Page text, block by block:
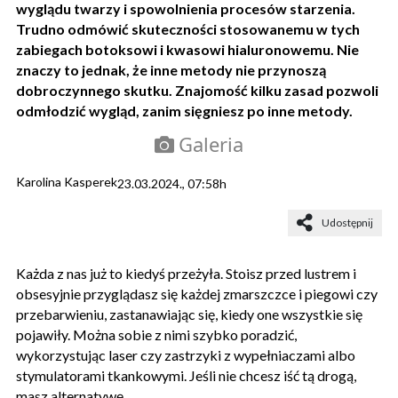
wyglądu twarzy i spowolnienia procesów starzenia.
Trudno odmówić skuteczności stosowanemu w tych
zabiegach botoksowi i kwasowi hialuronowemu. Nie
znaczy to jednak, że inne metody nie przynoszą
dobroczynnego skutku. Znajomość kilku zasad pozwoli
odmłodzić wygląd, zanim sięgniesz po inne metody.
Galeria
Karolina Kasperek23.03.2024., 07:58h
Udostępnij
Każda z nas już to kiedyś przeżyła. Stoisz przed lustrem i
obsesyjnie przyglądasz się każdej zmarszczce i piegowi czy
przebarwieniu, zastanawiając się, kiedy one wszystkie się
pojawiły. Można sobie z nimi szybko poradzić,
wykorzystując laser czy zastrzyki z wypełniaczami albo
stymulatorami tkankowymi. Jeśli nie chcesz iść tą drogą,